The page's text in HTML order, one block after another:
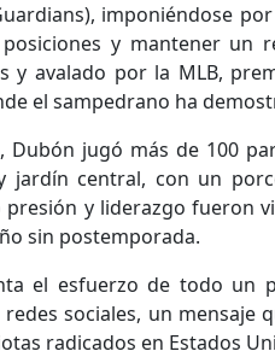
imponiéndose
y mantener un
y avalado por la MLB,
el sampedrano ha
Dubón jugó más de 100
jardín central, con un
presión y liderazgo fueron
sin postemporada.
el esfuerzo de todo un
sociales, un
radicados en Estados